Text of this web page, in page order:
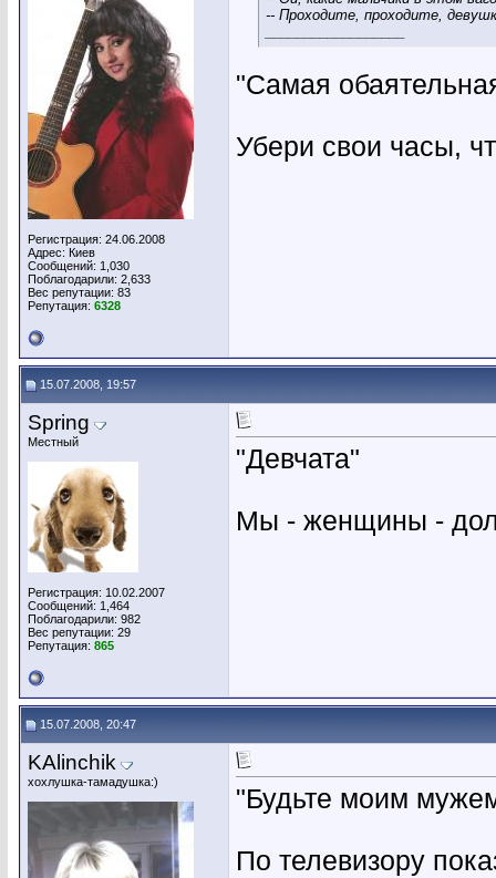
Регистрация: 24.06.2008
Адрес: Киев
Сообщений: 1,030
Поблагодарили: 2,633
Вес репутации: 83
Репутация: 6328
-- Проходите, проходите,
"Самая
Убери свои часы,
15.07.2008, 19:57
Spring
Местный
Регистрация: 10.02.2007
Сообщений: 1,464
Поблагодарили: 982
Вес репутации: 29
Репутация: 865
"Девчата"
Мы - женщины -
15.07.2008, 20:47
KAlinchik
хохлушка-тамадушка:)
"Будьте моим
По телевизору